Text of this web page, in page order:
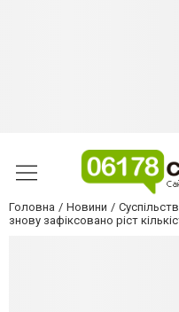
Головна Новини
знову зафіксовано ріст